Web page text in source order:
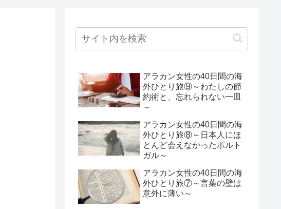
アラカン女性の40日間の海
外ひとり旅⑨～わたしの節
約術と、忘れられない一皿
～
アラカン女性の40日間の海
外ひとり旅⑧～日本人にほ
とんど会えなかったポルト
ガル～
アラカン女性の40日間の海
外ひとり旅⑦～言葉の壁は
意外に薄い～